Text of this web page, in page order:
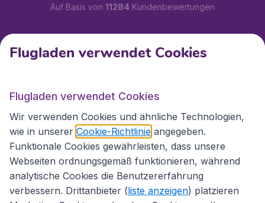
Auf Basis von 11284 Kundenbewertungen
Kundenservice
Flugladen.at
Internationale Webseiten
Flugladen verwendet Cookies
Flugladen verwendet Cookies
Wir verwenden Cookies und ähnliche Technologien,
wie in unserer Cookie-Richtlinie angegeben.
Funktionale Cookies gewährleisten, dass unsere
Webseiten ordnungsgemäß funktionieren, während
analytische Cookies die Benutzererfahrung
verbessern. Drittanbieter (liste anzeigen) platzieren